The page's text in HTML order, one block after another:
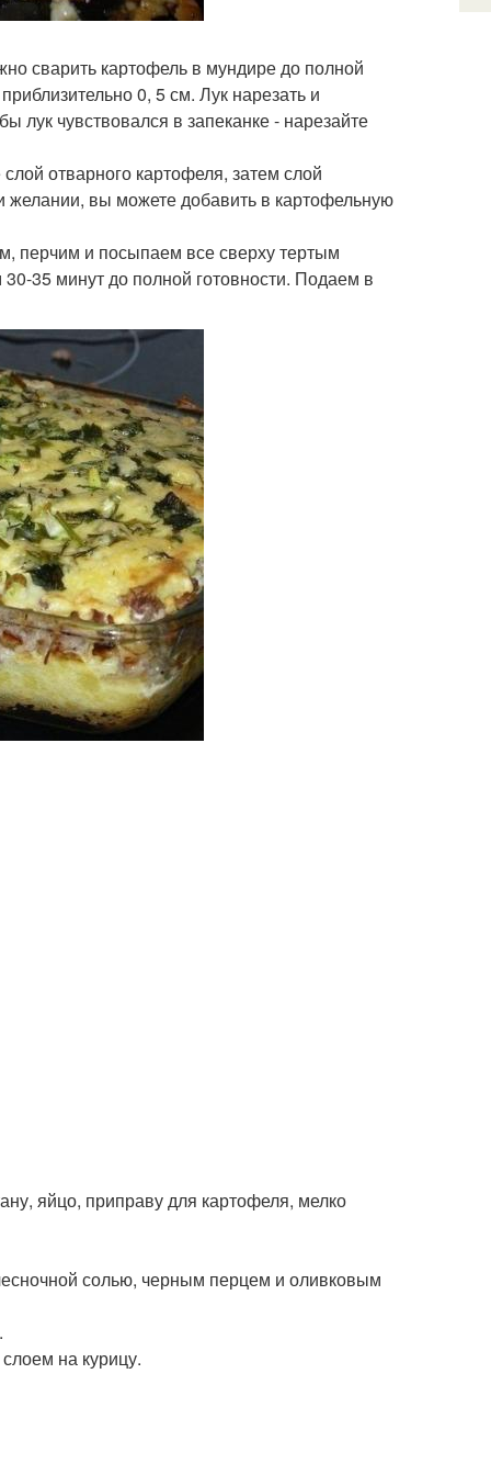
сварить картофель в мундире до полной
0, 5 см. Лук нарезать и
лук чувствовался в запеканке - нарезайте
отварного картофеля, затем слой
вы можете добавить в картофельную
перчим и посыпаем все сверху тертым
35 минут до полной готовности. Подаем в
яйцо, приправу для картофеля, мелко
солью, черным перцем и оливковым
на курицу.